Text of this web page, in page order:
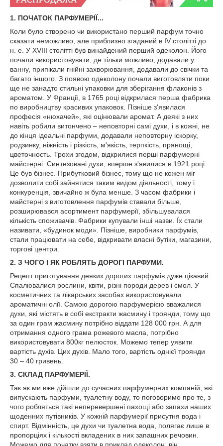
1. ПОЧАТОК ПАРФУМЕРІЇ...
Коли було створено чи використано перший парфум точно
сказати неможливо, але приблизно згаданий в IV столітті до
н. е. У XVIII столітті був винайдений перший одеколон. Його
почали використовувати, де тільки можливо, додавали у
ванну, припікали гнійні захворювання, додавали до свічки та
багато іншого. З появою одеколону почали виготовляти поки
ще не занадто стильні упаковки для зберігання флаконів з
ароматом. У Франції, в 1765 році відкрилася перша фабрика
по виробництву красивих упаковок. Пізніше з'явилася
професія «нюхачей», які оцінювали аромат. А деякі з них
навіть робили витончено – неповторні самі духи, і в кожні, не
до кінця ідеальні парфуми, додавали неповторну іскорку,
родзинку, ніжність і різкість, м'якість, терпкість, прянощі,
цветочность. Трохи згодом, відкрилися перші парфумерні
майстерні. Синтезовані духи, вперше з'явилися в 1921 році.
Це був бізнес. Прибутковий бізнес, тому що не кожен міг
дозволити собі зайнятися таким видом діяльності, тому і
конкуренція, звичайно ж була менше. З часом фабрики і
майстерні з виготовлення парфумів ставали більше,
розширювався асортимент парфумерії, збільшувалася
кількість споживачів. Фабрики купували інші назви. Їх стали
називати, «будинок моди». Пізніше, виробники парфумів,
стали працювати на себе, відкривати власні бутіки, магазини,
торгові центри.
2. З ЧОГО І ЯК РОБЛЯТЬ ДОРОГІ ПАРФУМИ.
Рецепт приготування деяких дорогих парфумів дуже цікавий.
Спалювалися рослини, квіти, різні породи дерев і смол. У
косметичних та лікарських засобах використовували
ароматичні олії. Самою дорогою парфумерією вважалися
духи, які містять в собі екстракти жасмину і троянди, тому що
за один грам жасмину потрібно віддати 128 000 грн. А для
отримання одного грама рожевого масла, потрібно
використовувати 800кг пелюсток. Можемо тепер уявити
вартість духів. Цих духів. Мало того, вартість однієї троянди
30 – 40 гривень.
3. СКЛАД ПАРФУМЕРІЇ.
Так як ми вже дійшли до сучасних парфумерних компаній, які
випускають парфуми, туалетну воду, то поговоримо про те, з
чого робляться такі неперевершені пахощі або запахи наших
щоденних путівників. У кожній парфумерії присутня вода і
спирт. Відмінність, це духи чи туалетна вода, полягає лише в
пропорціях і кількості вкладених в них запашних речовин.